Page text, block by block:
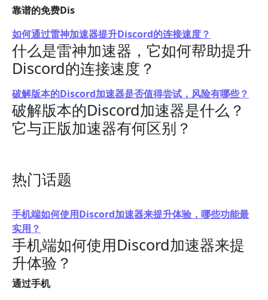
靠谱的免费Dis
如何通过雷神加速器提升Discord的连接速度？
什么是雷神加速器，它如何帮助提升
Discord的连接速度？
破解版本的Discord加速器是否值得尝试，风险有哪些？
破解版本的Discord加速器是什么？
它与正版加速器有何区别？
热门话题
手机端如何使用Discord加速器来提升体验，哪些功能最
实用？
手机端如何使用Discord加速器来提
升体验？
通过手机